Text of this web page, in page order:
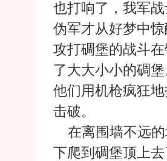
也打响了，我军
伪军才从好梦中
攻打碉堡的战斗
了大大小小的碉
他们用机枪疯狂
击破。
在离围墙不远的
下爬到碉堡顶上